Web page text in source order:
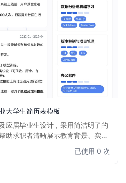
大学生简历表模板
应届毕业生设计，采用简洁明了的
助求职者清晰展示教育背景、实习
场的第一步的理想选择。
已使用 0 次